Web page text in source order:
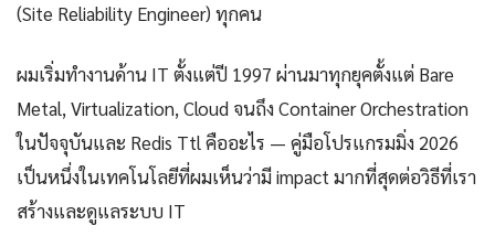
(Site Reliability Engineer) ทุกคน
ผมเริ่มทำงานด้าน IT ตั้งแต่ปี 1997 ผ่านมาทุกยุคตั้งแต่ Bare
Metal, Virtualization, Cloud จนถึง Container Orchestration
ในปัจจุบันและ Redis Ttl คืออะไร — คู่มือโปรแกรมมิ่ง 2026
เป็นหนึ่งในเทคโนโลยีที่ผมเห็นว่ามี impact มากที่สุดต่อวิธีที่เรา
สร้างและดูแลระบบ IT